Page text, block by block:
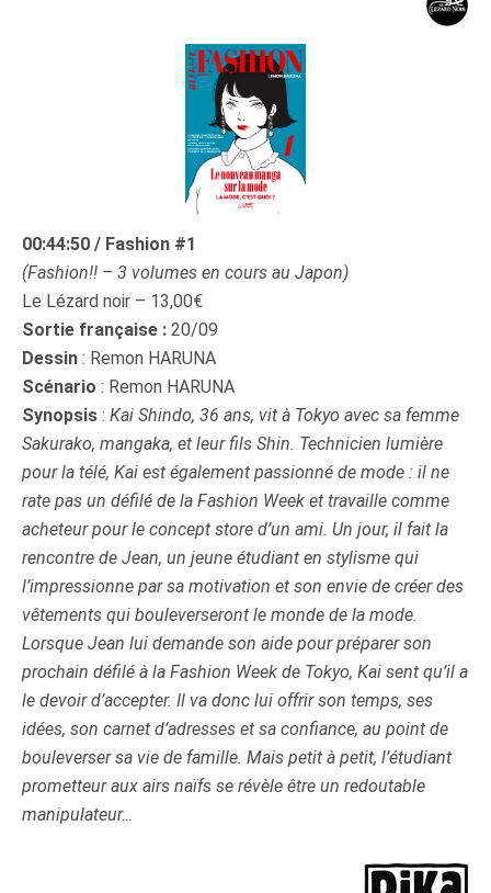
00:44:50 / Fashion #1
(Fashion!! – 3 volumes en cours au Japon)
Le Lézard noir – 13,00€
Sortie française : 20/09
Dessin : Remon HARUNA
Scénario : Remon HARUNA
Synopsis : Kai Shindo, 36 ans, vit à Tokyo avec sa femme
Sakurako, mangaka, et leur fils Shin. Technicien lumière
pour la télé, Kai est également passionné de mode : il ne
rate pas un défilé de la Fashion Week et travaille comme
acheteur pour le concept store d’un ami. Un jour, il fait la
rencontre de Jean, un jeune étudiant en stylisme qui
l’impressionne par sa motivation et son envie de créer des
vêtements qui bouleverseront le monde de la mode.
Lorsque Jean lui demande son aide pour préparer son
prochain défilé à la Fashion Week de Tokyo, Kai sent qu’il a
le devoir d’accepter. Il va donc lui offrir son temps, ses
idées, son carnet d’adresses et sa confiance, au point de
bouleverser sa vie de famille. Mais petit à petit, l’étudiant
prometteur aux airs naïfs se révèle être un redoutable
manipulateur…